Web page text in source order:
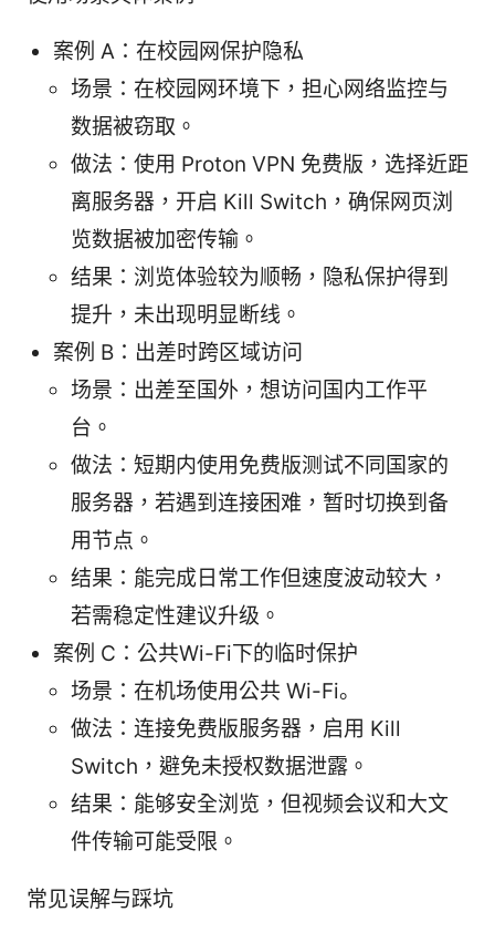
案例 A：在校园网保护隐私
场景：在校园网环境下，担心网络监控与
数据被窃取。
做法：使用 Proton VPN 免费版，选择近距
离服务器，开启 Kill Switch，确保网页浏
览数据被加密传输。
结果：浏览体验较为顺畅，隐私保护得到
提升，未出现明显断线。
案例 B：出差时跨区域访问
场景：出差至国外，想访问国内工作平
台。
做法：短期内使用免费版测试不同国家的
服务器，若遇到连接困难，暂时切换到备
用节点。
结果：能完成日常工作但速度波动较大，
若需稳定性建议升级。
案例 C：公共Wi-Fi下的临时保护
场景：在机场使用公共 Wi-Fi。
做法：连接免费版服务器，启用 Kill
Switch，避免未授权数据泄露。
结果：能够安全浏览，但视频会议和大文
件传输可能受限。
常见误解与踩坑